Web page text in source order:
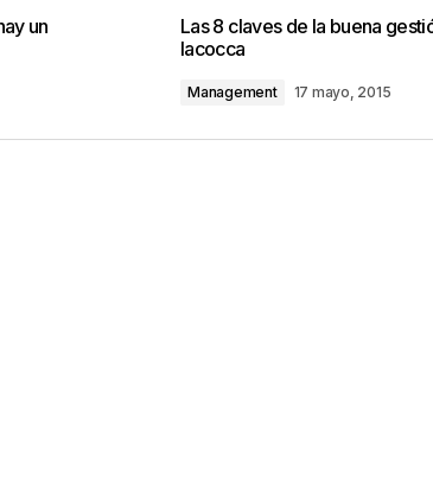
será publicada.
Los campos obligatorios
un
Las 8 claves de la buena
Iacocca
Management 17 mayo, 2015